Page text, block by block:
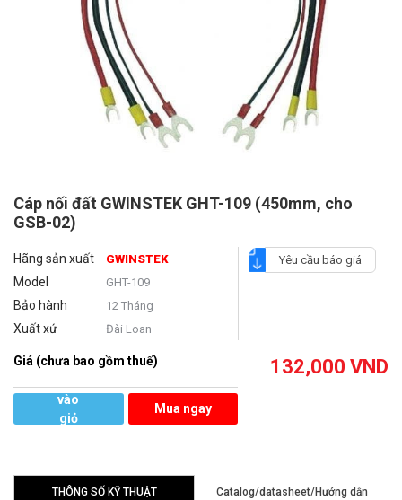
Cáp nối đất GWINSTEK GHT-109 (450mm, cho
GSB-02)
Hãng sản xuất GWINSTEK
Model GHT-109
Bảo hành 12 Tháng
Xuất xứ Đài Loan
Yêu cầu báo giá
Giá (chưa bao gồm thuế) 132,000 VND
vào
giỏ
Mua ngay
THÔNG SỐ KỸ THUẬT
Catalog/datasheet/Hướng dẫn